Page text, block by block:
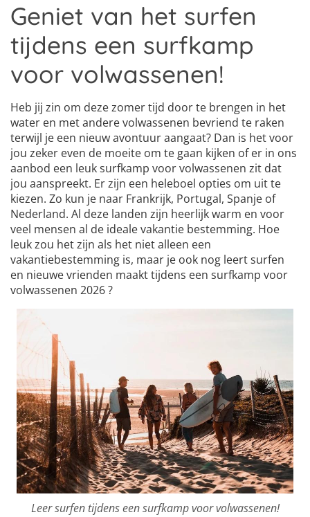
Geniet van het surfen
tijdens een surfkamp
voor volwassenen!
Heb jij zin om deze zomer tijd door te brengen in het
water en met andere volwassenen bevriend te raken
terwijl je een nieuw avontuur aangaat? Dan is het voor
jou zeker even de moeite om te gaan kijken of er in ons
aanbod een leuk surfkamp voor volwassenen zit dat
jou aanspreekt. Er zijn een heleboel opties om uit te
kiezen. Zo kun je naar Frankrijk, Portugal, Spanje of
Nederland. Al deze landen zijn heerlijk warm en voor
veel mensen al de ideale vakantie bestemming. Hoe
leuk zou het zijn als het niet alleen een
vakantiebestemming is, maar je ook nog leert surfen
en nieuwe vrienden maakt tijdens een surfkamp voor
volwassenen 2026 ?
Leer surfen tijdens een surfkamp voor volwassenen!